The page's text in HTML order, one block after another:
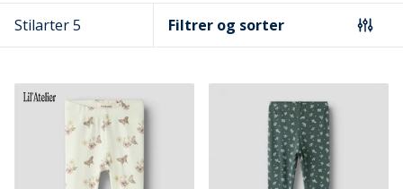
Stilarter 5 Filtrer og sorter